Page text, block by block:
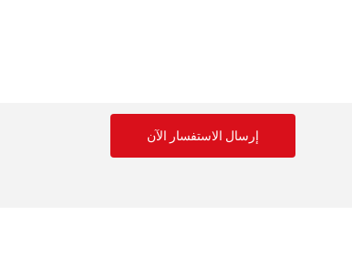
إرسال الاستفسار الآن